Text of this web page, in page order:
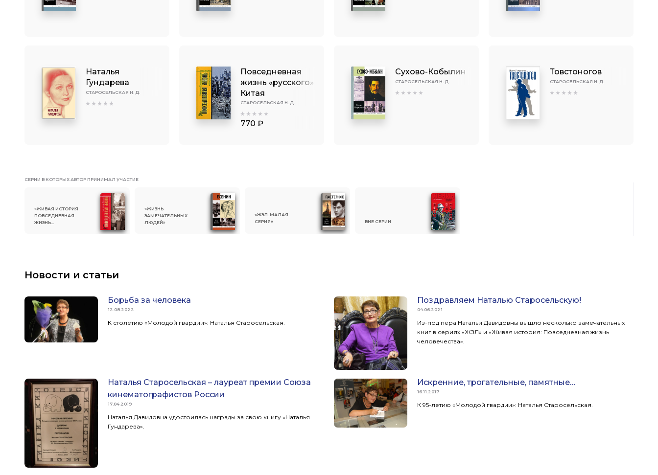
Наталья
Гундарева
СТАРОСЕЛЬСКАЯ Н. Д.
Повседневная
жизнь «русского»
Китая
СТАРОСЕЛЬСКАЯ Н. Д.
770 ₽
Сухово-Кобылин
СТАРОСЕЛЬСКАЯ Н. Д.
Товстоногов
СТАРОСЕЛЬСКАЯ Н. Д.
СЕРИИ В КОТОРЫХ АВТОР ПРИНИМАЛ УЧАСТИЕ
«ЖИВАЯ ИСТОРИЯ:
ПОВСЕДНЕВНАЯ
ЖИЗНЬ
«ЖИЗНЬ
ЗАМЕЧАТЕЛЬНЫХ
ЛЮДЕЙ»
«ЖЗЛ: МАЛАЯ
СЕРИЯ»
ВНЕ СЕРИИ
Новости и статьи
Борьба за человека
12.08.2022
К столетию «Молодой гвардии»: Наталья Старосельская.
Поздравляем Наталью Старосельскую!
04.06.2021
Из-под пера Натальи Давидовны вышло несколько замечательных
книг в сериях «ЖЗЛ» и «Живая история: Повседневная жизнь
человечества».
Наталья Старосельская – лауреат премии Союза
кинематографистов России
17.04.2019
Наталья Давидовна удостоилась награды за свою книгу «Наталья
Гундарева».
Искренние, трогательные, памятные…
16.11.2017
К 95-летию «Молодой гвардии»: Наталья Старосельская.